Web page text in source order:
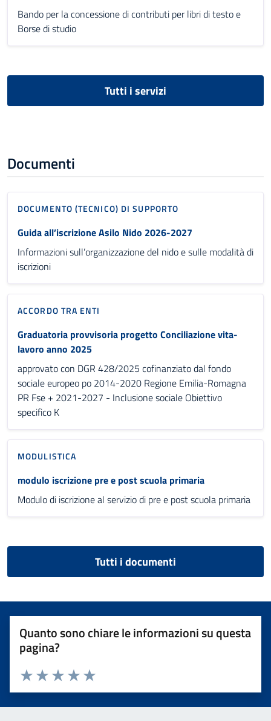
Bando per la concessione di contributi per libri di testo e
Borse di studio
Tutti i servizi
Documenti
DOCUMENTO (TECNICO) DI SUPPORTO
Guida all’iscrizione Asilo Nido 2026-2027
Informazioni sull’organizzazione del nido e sulle modalità di
iscrizioni
ACCORDO TRA ENTI
Graduatoria provvisoria progetto Conciliazione vita-
lavoro anno 2025
approvato con DGR 428/2025 cofinanziato dal fondo
sociale europeo po 2014-2020 Regione Emilia-Romagna
PR Fse + 2021-2027 - Inclusione sociale Obiettivo
specifico K
MODULISTICA
modulo iscrizione pre e post scuola primaria
Modulo di iscrizione al servizio di pre e post scuola primaria
Tutti i documenti
Quanto sono chiare le informazioni su questa
pagina?
Valuta 5 stelle su 5
Valuta 4 stelle su 5
Valuta 3 stelle su 5
Valuta 2 stelle su 5
Valuta 1 stelle su 5